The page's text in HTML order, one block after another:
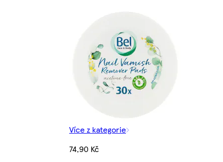
Více z kategorie
74,90 Kč